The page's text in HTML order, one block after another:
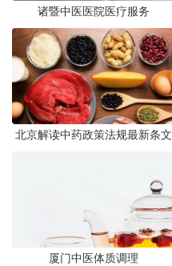
诸暨中医医院医疗服务
北京解读中药政策法规最新条文
厦门中医体质调理